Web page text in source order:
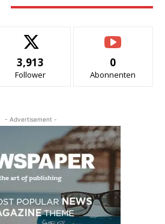
3,913
Follower
0
Abonnenten
- Advertisement -